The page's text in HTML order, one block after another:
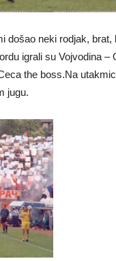
došao neki rodjak,
igrali su Vojvodina
the boss.Na
jugu.